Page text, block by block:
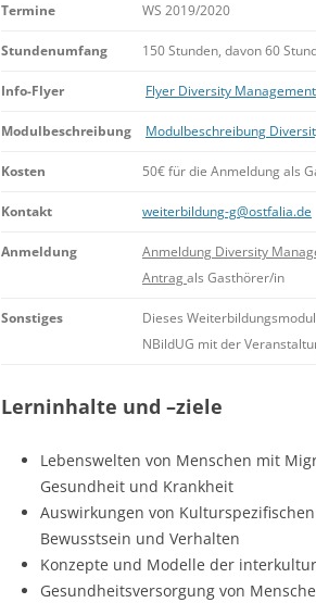
Termine WS 2019/2020
Stundenumfang 150 Stunden, davon 60
Info-Flyer Flyer Diversity Management
Modulbeschreibung Modulbeschreibung
Kosten 50€ für die Anmeldung als
Kontakt weiterbildung-g@ostfalia.de
Anmeldung
Anmeldung Diversity
Antragals Gasthörer/in
Sonstiges Dieses
NBildUG mit der
Lerninhalte und –ziele
Lebenswelten von Menschen mit
Gesundheit und Krankheit
Auswirkungen von
Bewusstsein und Verhalten
Konzepte und Modelle der
Gesundheitsversorgung von